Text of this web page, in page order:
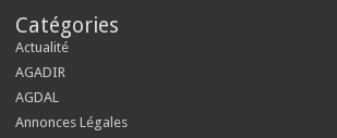
Catégories
Actualité
AGADIR
AGDAL
Annonces Légales